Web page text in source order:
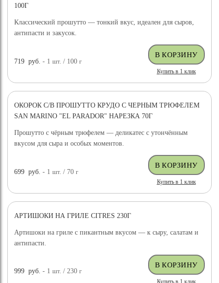
100Г
Классический прошутто — тонкий вкус, идеален для сыров,
антипасти и закусок.
719 руб. - 1шт. / 100г
Купить в 1 клик
ОКОРОК С/В ПРОШУТТО КРУДО С ЧЕРНЫМ ТРЮФЕЛЕМ
SAN MARINO "EL PARADOR" НАРЕЗКА 70Г
Прошутто с чёрным трюфелем — деликатес с утончённым
вкусом для сыра и особых моментов.
699 руб. - 1шт. / 70г
Купить в 1 клик
АРТИШОКИ НА ГРИЛЕ CITRES 230Г
Артишоки на гриле с пикантным вкусом — к сыру, салатам и
антипасти.
999 руб. - 1шт. / 230г
Купить в 1 клик